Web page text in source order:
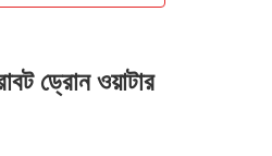
ড্রোন ওয়াটার